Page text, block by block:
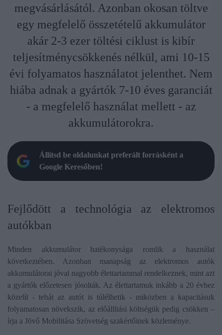
megvásárlásától. Azonban okosan töltve
egy megfelelő összetételű akkumulátor
akár 2-3 ezer töltési ciklust is kibír
teljesítménycsökkenés nélkül, ami 10-15
évi folyamatos használatot jelenthet. Nem
hiába adnak a gyártók 7-10 éves garanciát
- a megfelelő használat mellett - az
akkumulátorokra.
Állítsd be oldalunkat preferált forrásként a
Google Keresőben!
Fejlődött a technológia az elektromos
autókban
Minden akkumulátor hatékonysága romlik a használat
következtében. Azonban manapság az elektromos autók
akkumulátorai jóval nagyobb élettartammal rendelkeznek, mint azt
a gyártók előzetesen jósolták. Az élettartamuk inkább a 20 évhez
közelít - tehát az autót is túlélhetik - miközben a kapacitásuk
folyamatosan növekszik, az előállítási költségük pedig csökken –
írja a Jövő Mobilitása Szövetség szakértőinek közleménye.